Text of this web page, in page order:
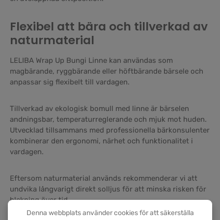
Flexibel att bära och tillverkad av
naturmaterial
LELIBA Wrap Up Bungi Linne kan användas som
magbärande, ryggbärande eller höftbärande bärsele och
anpassar sig flexibelt till vardagen.
Tillverkad av ekologisk bomull med linne är bärselen
andningsbar, temperaturreglerande och mjuk mot huden.
Utvecklad tillsammans med professionella bärkonsulenter
kombinerar den ergonomi, närhet och funktionalitet i
vardagen.
Eftersom naturmaterial används rekommenderar vi att
undvika långvarigt direkt solljus för att minska risken för
blekning över tid.
Denna webbplats använder cookies för att säkerställa